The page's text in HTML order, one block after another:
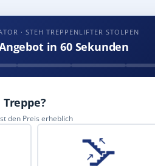
· STEH TREPPENLIFTER STOLPEN
in 60 Sekunden
den Preis erheblich